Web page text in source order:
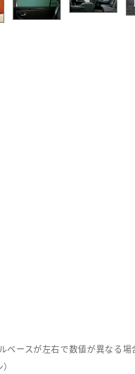
ースが左右で数値が異なる場